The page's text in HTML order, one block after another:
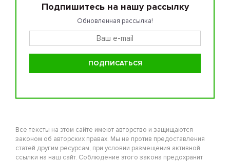
Подпишитесь на нашу рассылку
Обновленная рассылка!
Все тексты на этом сайте имеют авторство и защищаются
законом об авторских правах. Мы не против предоставления
статей другим ресурсам, при условии размещения активной
ссылки на наш сайт. Соблюдение этого закона предохранит